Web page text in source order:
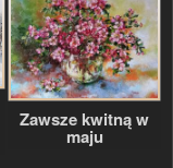
Zawsze kwitną w
maju